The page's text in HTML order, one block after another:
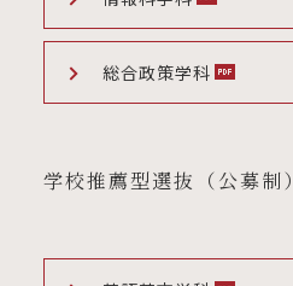
総合政策学科
学校推薦型選抜（公募制）